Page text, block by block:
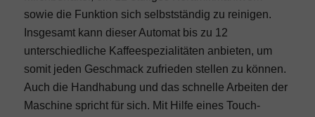
sowie die Funktion sich selbstständig zu reinigen.
Insgesamt kann dieser Automat bis zu 12
unterschiedliche Kaffeespezialitäten anbieten, um
somit jeden Geschmack zufrieden stellen zu können.
Auch die Handhabung und das schnelle Arbeiten der
Maschine spricht für sich. Mit Hilfe eines Touch-